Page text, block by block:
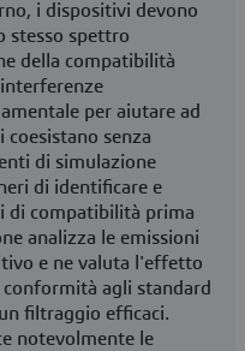
i dispositivi devono
stesso spettro
della compatibilità
per aiutare ad
coesistano senza
di simulazione
di identificare e
di compatibilità prima
analizza le emissioni
e ne valuta l'effetto
agli standard
filtraggio efficaci.
notevolmente le